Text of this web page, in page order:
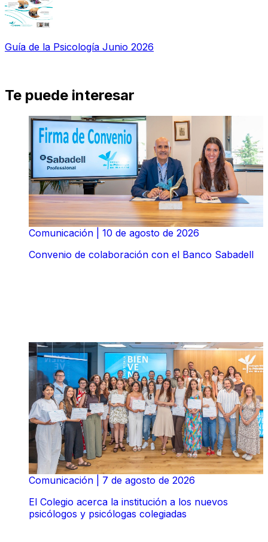
Guía de la Psicología Junio 2026
Te puede interesar
Comunicación
10 de agosto de 2026
Convenio de colaboración con el Banco Sabadell
Comunicación
7 de agosto de 2026
El Colegio acerca la institución a los nuevos
psicólogos y psicólogas colegiadas